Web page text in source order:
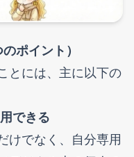
ポイント）
とには、主に以下の
できる
けでなく、自分専用